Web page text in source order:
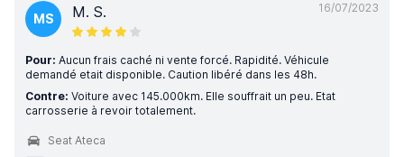
16/07/2023
MS M. S.
Pour: Aucun frais caché ni vente forcé. Rapidité. Véhicule
demandé etait disponible. Caution libéré dans les 48h.
Contre: Voiture avec 145.000km. Elle souffrait un peu. Etat
carrosserie à revoir totalement.
Seat Ateca